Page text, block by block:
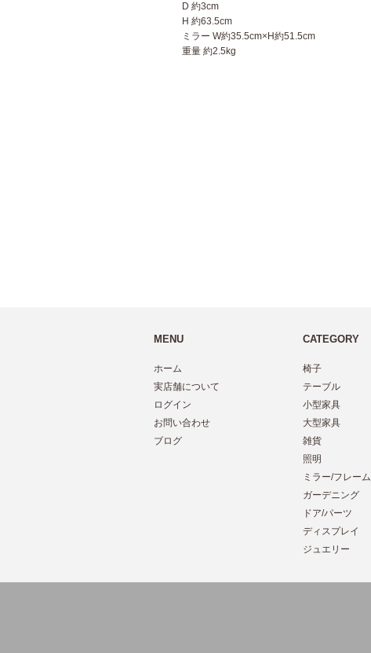
D 約3cm
H 約63.5cm
ミラー W約35.5cm×H約51.5cm
重量 約2.5kg
MENU
ホーム
実店舗について
ログイン
お問い合わせ
ブログ
CATEGORY
椅子
テーブル
小型家具
大型家具
雑貨
照明
ミラー/フレーム
ガーデニング
ドア/パーツ
ディスプレイ
ジュエリー